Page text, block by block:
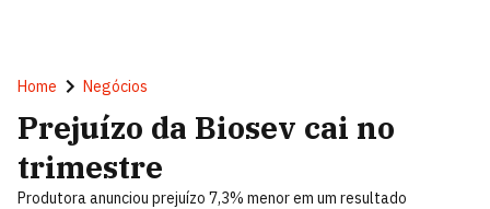
Home Negócios
Prejuízo da Biosev cai no
trimestre
Produtora anunciou prejuízo 7,3% menor em um resultado